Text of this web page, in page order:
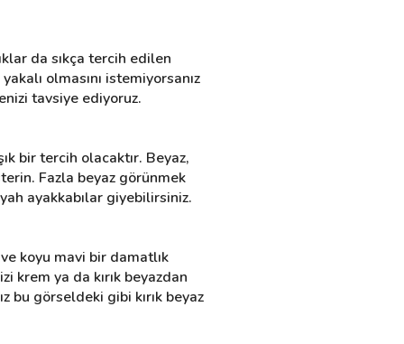
da sıkça tercih edilen
olmasını istemiyorsanız
tavsiye ediyoruz.
bir tercih olacaktır. Beyaz,
Fazla beyaz görünmek
ayakkabılar giyebilirsiniz.
koyu mavi bir damatlık
krem ya da kırık beyazdan
bu görseldeki gibi kırık beyaz